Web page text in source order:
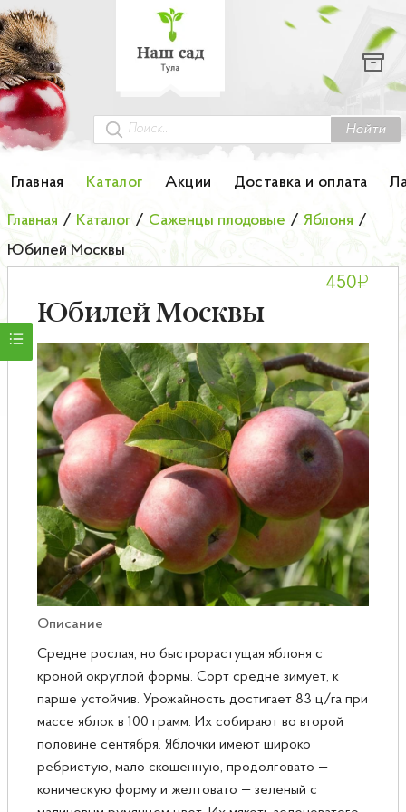
Найти
Главная Каталог Акции Доставка и оплата
Каталог
Гортензии
Грунты
Колоновидные деревья
Лук-севок
Малина
Мини-деревья
НОВИНКА Английские и Японские розы
Саженцы плодовые
Сирень
Главная / Каталог / Саженцы плодовые / Яблоня /
Юбилей Москвы
Юбилей Москвы
450₽
Описание
Средне рослая, но быстрорастущая яблоня с
кроной округлой формы. Сорт средне зимует, к
парше устойчив. Урожайность достигает 83 ц/га при
массе яблок в 100 грамм. Их собирают во второй
половине сентября. Яблочки имеют широко
ребристую, мало скошенную, продолговато —
коническую форму и желтовато — зеленый с